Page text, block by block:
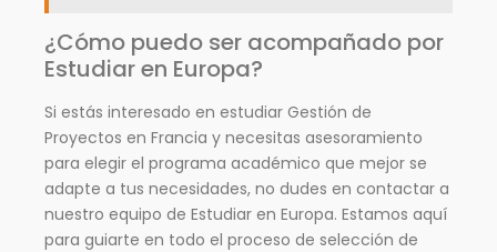
¿Cómo puedo ser acompañado por
Estudiar en Europa?
Si estás interesado en estudiar Gestión de
Proyectos en Francia y necesitas asesoramiento
para elegir el programa académico que mejor se
adapte a tus necesidades, no dudes en contactar a
nuestro equipo de Estudiar en Europa. Estamos aquí
para guiarte en todo el proceso de selección de